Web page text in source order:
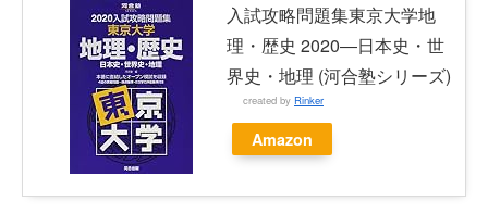
入試攻略問題集東京大学地
理・歴史 2020―日本史・世
界史・地理 (河合塾シリーズ)
created by Rinker
Amazon